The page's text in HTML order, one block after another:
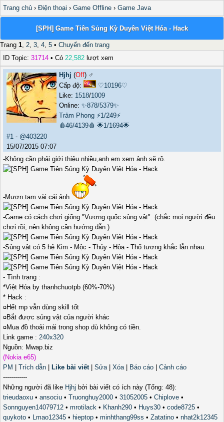
Trang chủ › Điện thoại › Game Offline › Game Java
[SPH] Game Tiên Sủng Kỳ Duyên Việt Hóa - Hack
Trang 1, 2, 3, 4, 5 • Chuyển đến trang
ID Topic: 31714 • Có 22,582 lượt xem
Hjhj (Off) ♂️
Cấp độ:
♡10196♡
Like: 1518/1009
Online: ✨878/5379✨
Trảm Phong ⚡1/249⚡
🩸46/4139🩸 🌟1/1694🌟
#1 - @403220
15/07/2015 07:07
-Không cần phải giới thiệu nhiều,anh em xem ảnh sẽ rõ.
-Mượn tạm vài cái ảnh
-Game có cách chơi giống "Vương quốc sủng vật". (chắc mọi người đều
chơi rồi, nên không cần hướng dẫn.)
-Sủng vật có 5 hệ Kim - Mộc - Thủy - Hỏa - Thổ tương khắc lẫn nhau.
- Tình trạng :
*Việt Hóa by thanhchuotpb (60%-70%)
* Hack :
¤Hết mp vẫn dùng skill tốt
¤Bắt được sủng vật của người khác
¤Mua đồ thoải mái trong shop dù không có tiền.
Link game : 240x320
Nguồn: Mwap.biz
(Nokia e65)
PM
Trích dẫn Like bài viết| Sửa| Xóa| Báo cáo
Cảnh cáo
------------
Những người đã like Hjhj bởi bài viết có ích này (Tổng: 48):
trieudaoxu • ansociu • Truonghuy2000 • 31052005 • Chiplove •
Sonnguyen14079712 • mrotilack • Khanh290 • Huys30 • code8725 •
quykoto • Lmao12345 • hieptop • minhthang99ss • Zatatino • nhat2k12345